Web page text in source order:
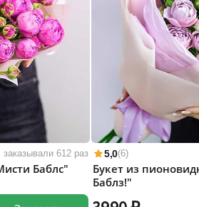
заказывали 612 раз
Баблс"
5,0(6)
Букет из
Баблз!"